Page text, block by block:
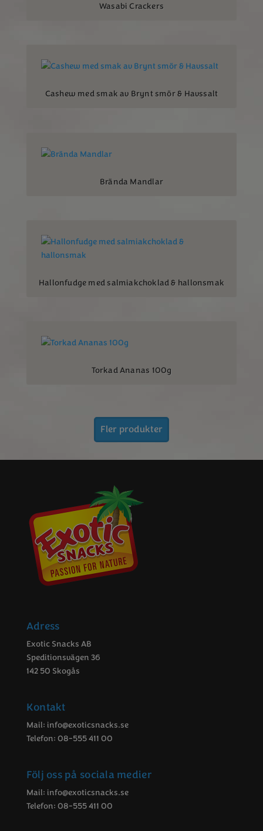
Wasabi Crackers
Cashew med smak av Brynt smör & Havssalt
Brända Mandlar
Hallonfudge med salmiakchoklad & hallonsmak
Torkad Ananas 100g
Fler produkter
Adress
Exotic Snacks AB
Speditionsvägen 36
142 50 Skogås
Kontakt
Mail: info@exoticsnacks.se
Telefon: 08-555 411 00
Följ oss på sociala medier
Mail: info@exoticsnacks.se
Telefon: 08-555 411 00